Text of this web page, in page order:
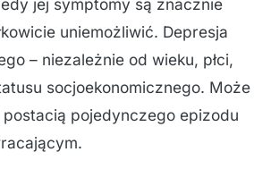
jej symptomy są znacznie
uniemożliwić. Depresja
– niezależnie od wieku, płci,
socjoekonomicznego. Może
pojedynczego epizodu